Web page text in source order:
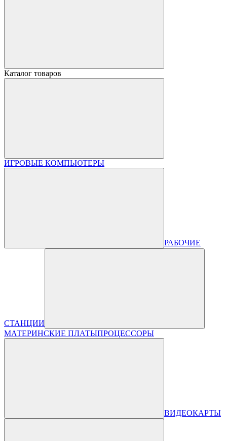
Каталог товаров
ИГРОВЫЕ КОМПЬЮТЕРЫ
РАБОЧИЕ
СТАНЦИИ
МАТЕРИНСКИЕ ПЛАТЫПРОЦЕССОРЫ
ВИДЕОКАРТЫ